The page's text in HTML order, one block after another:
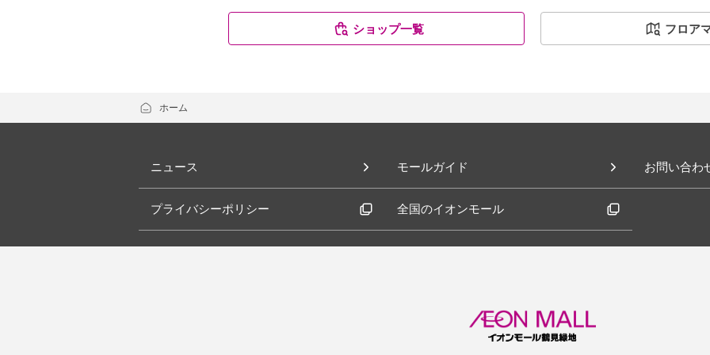
ショップ一覧 フロア
ホーム
ニュース モールガイド お問い合わ
プライバシーポリシー 全国のイオンモール